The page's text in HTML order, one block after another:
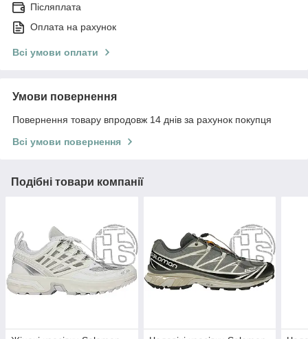
Післяплата
Оплата на рахунок
Всі умови оплати
Умови повернення
Повернення товару впродовж 14 днів за рахунок покупця
Всі умови повернення
Подібні товари компанії